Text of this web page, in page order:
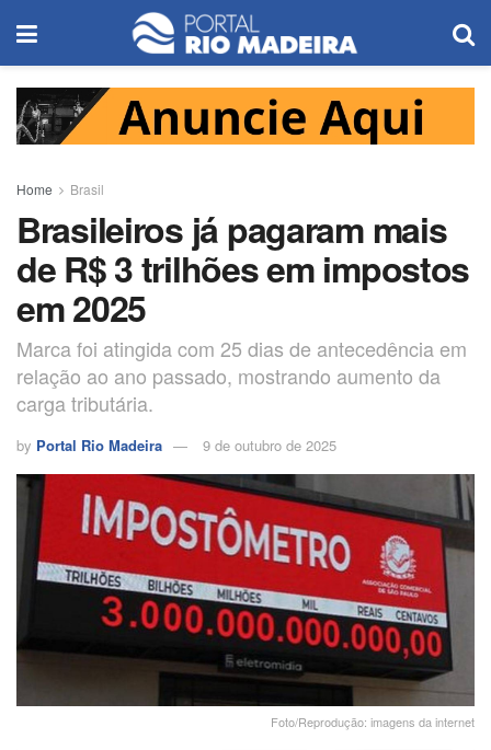
Home Brasil
Brasileiros já pagaram mais
de R$ 3 trilhões em impostos
em 2025
Marca foi atingida com 25 dias de antecedência em
relação ao ano passado, mostrando aumento da
carga tributária.
by Portal Rio Madeira 9 de outubro de 2025
Foto/Reprodução: imagens da internet